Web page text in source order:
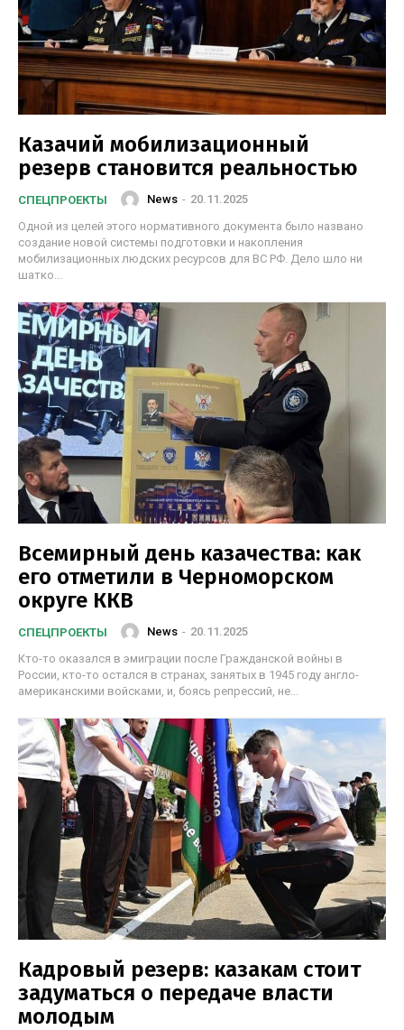
Казачий мобилизационный
резерв становится реальностью
СПЕЦПРОЕКТЫ News - 20.11.2025
Одной из целей этого нормативного документа было названо
создание новой системы подготовки и накопления
мобилизационных людских ресурсов для ВС РФ. Дело шло ни
шатко...
Всемирный день казачества: как
его отметили в Черноморском
округе ККВ
СПЕЦПРОЕКТЫ News - 20.11.2025
Кто-то оказался в эмиграции после Гражданской войны в
России, кто-то остался в странах, занятых в 1945 году англо-
американскими войсками, и, боясь репрессий, не...
Кадровый резерв: казакам стоит
задуматься о передаче власти
молодым